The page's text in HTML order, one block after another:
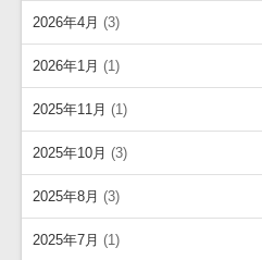
2026年4月 (3)
2026年1月 (1)
2025年11月 (1)
2025年10月 (3)
2025年8月 (3)
2025年7月 (1)